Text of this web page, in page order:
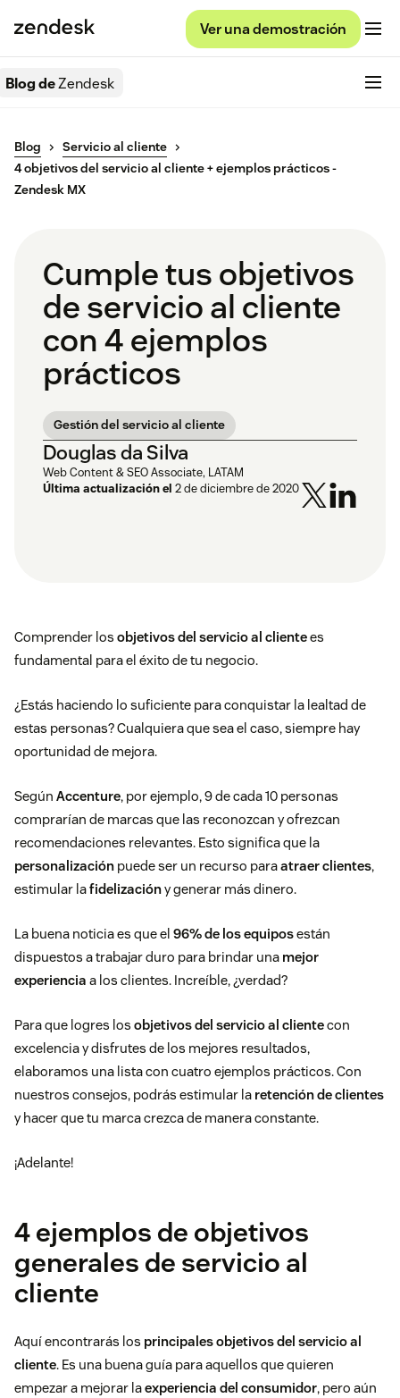
Ver una demostración
Blog deZendesk
Blog
Servicio al cliente
4 objetivos del servicio al cliente + ejemplos prácticos -
Zendesk MX
Cumple tus objetivos
de servicio al cliente
con 4 ejemplos
prácticos
Gestión del servicio al cliente
Douglas da Silva
Web Content & SEO Associate, LATAM
Última actualización el 2 de diciembre de 2020
Comprender los objetivos del servicio al clientees
fundamental para el éxito de tu negocio.
¿Estás haciendo lo suficiente para conquistar la lealtad de
estas personas? Cualquiera que sea el caso, siempre hay
oportunidad de mejora.
Según Accenture, por ejemplo, 9 de cada 10 personas
comprarían de marcas que las reconozcan y ofrezcan
recomendaciones relevantes. Esto significa que la
personalización puede ser un recurso paraatraer clientes,
estimular lafidelizacióny generar más dinero.
La buena noticia es que el 96% de los equiposestán
dispuestos a trabajar duro para brindar una mejor
experiencia a los clientes. Increíble, ¿verdad?
Para que logres los objetivos del servicio al clientecon
excelencia y disfrutes de los mejores resultados,
elaboramos una lista con cuatro ejemplos prácticos. Con
nuestros consejos, podrás estimular la retención de clientes
y hacer que tu marca crezca de manera constante.
¡Adelante!
4 ejemplos de objetivos
generales de servicio al
cliente
Aquí encontrarás los principales objetivos del servicio al
cliente. Es una buena guía para aquellos que quieren
empezar a mejorar laexperiencia del consumidor, pero aún